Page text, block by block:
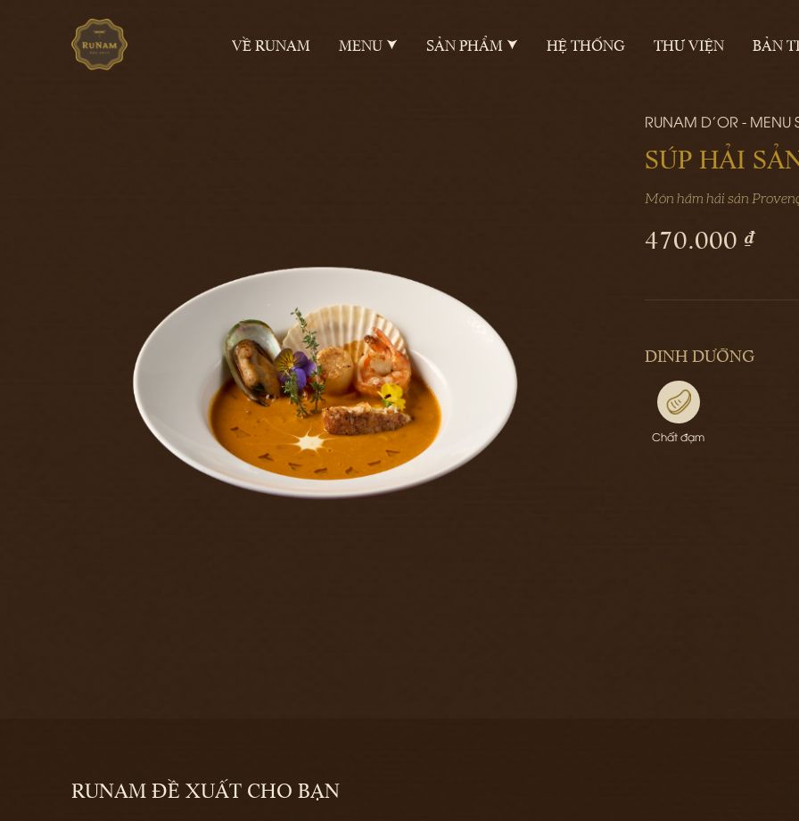
VỀ RUNAM MENU SẢN PHẨM HỆ THỐNG THƯ VIỆN BẢN
RUNAM D'OR - MENU
SÚP HẢI
Món hầm hải sản
470.000 ₫
DINH DƯỠNG
Chất đạm
RUNAM ĐỀ XUẤT CHO BẠN